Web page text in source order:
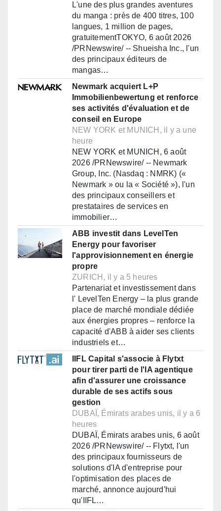
L'une des plus grandes aventures
du manga : près de 400 titres, 100
langues, 1 million de pages,
gratuitementTOKYO, 6 août 2026
/PRNewswire/ -- Shueisha Inc., l'un
des principaux éditeurs de
mangas…
Newmark acquiert L+P
Immobilienbewertung et renforce
ses activités d'évaluation et de
conseil en Europe
NEW YORK et MUNICH, il y a une
heure
NEW YORK et MUNICH, 6 août
2026 /PRNewswire/ -- Newmark
Group, Inc. (Nasdaq : NMRK) («
Newmark » ou la « Société »), l'un
des principaux conseillers et
prestataires de services en
immobilier…
ABB investit dans LevelTen
Energy pour favoriser
l'approvisionnement en énergie
propre
ZURICH, il y a 5 heures
Partenariat et investissement dans
l' LevelTen Energy – la plus grande
place de marché mondiale dédiée
aux énergies propres – renforce la
capacité d'ABB à aider ses clients
industriels et…
IIFL Capital s'associe à Flytxt
pour tirer parti de l'IA agentique
afin d'assurer une croissance
durable de ses actifs sous
gestion
DUBAÏ, Émirats arabes unis, il y a 6
heures
DUBAÏ, Émirats arabes unis, 6 août
2026 /PRNewswire/ -- Flytxt, l'un
des principaux fournisseurs de
solutions d'IA d'entreprise pour
l'optimisation des places de
marché, annonce aujourd'hui
qu'IIFL…